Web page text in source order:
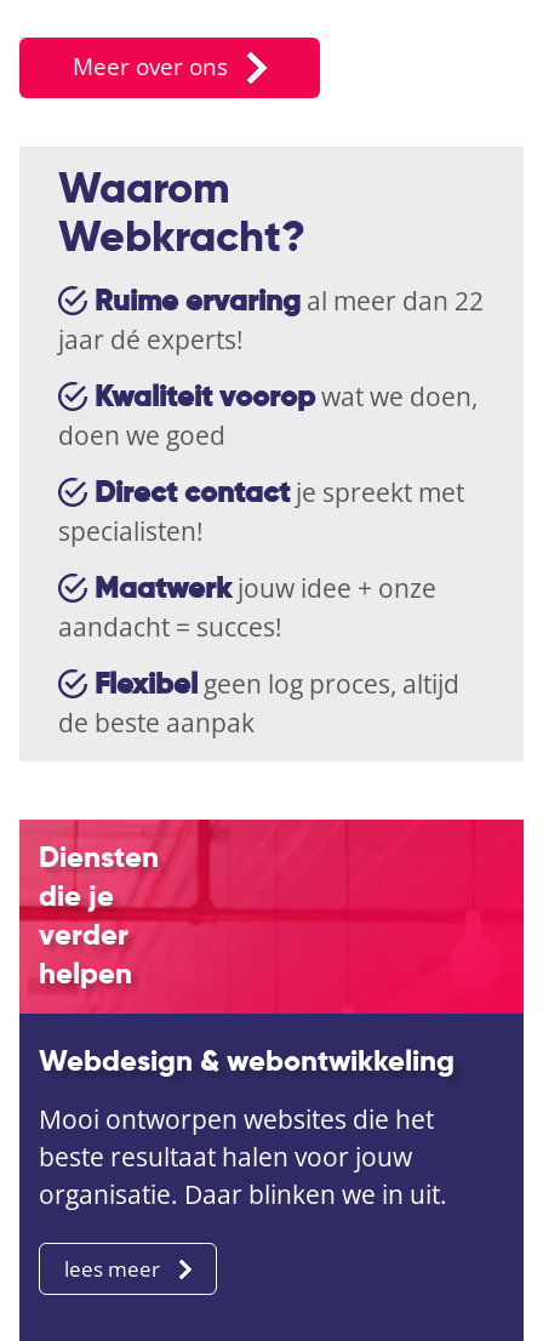
Meer over ons
Waarom
Webkracht?
Ruime ervaring al meer dan 22
jaar dé experts!
Kwaliteit vooropwat we doen,
doen we goed
Direct contactje spreekt met
specialisten!
Maatwerkjouw idee + onze
aandacht = succes!
Flexibel geen log proces, altijd
de beste aanpak
Diensten
die je
verder
helpen
Webdesign & webontwikkeling
Mooi ontworpen websites die het
beste resultaat halen voor jouw
organisatie. Daar blinken we in uit.
lees meer